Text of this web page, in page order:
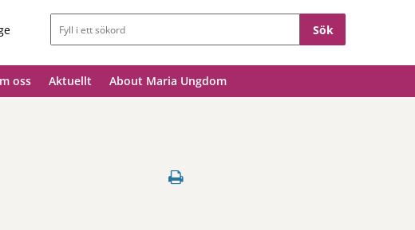
Sökfält
oss Aktuellt About Maria Ungdom